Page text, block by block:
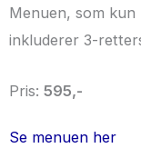
Menuen, som
inkluderer 3-
Pris: 595,-
Se menuen her